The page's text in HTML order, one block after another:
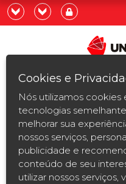
Pós-
Já sou
Quero
BOLSAS
Cookies e
Nós utilizamos cookies
tecnologias
melhorar sua
nossos serviços,
publicidade e
conteúdo de seu
utilizar nossos serviços,